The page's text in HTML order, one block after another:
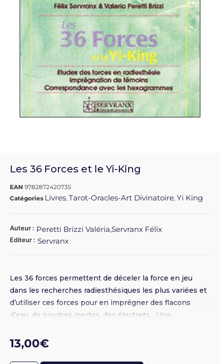
Les 36 Forces et le Yi-King
EAN 9782872420735
Catégories Livres, Tarot-Oracles-Art Divinatoire, Yi King
Auteur : Peretti Brizzi Valéria,Servranx Félix
Editeur : Servranx
Les 36 forces permettent de déceler la force en jeu
dans les recherches radiesthésiques les plus variées et
d’utiliser ces forces pour en imprégner des flacons
d’eau, de poudres inertes, des électrets... Une
hexagrammes du Yi-King étant encore le champ
d’investigation.
13,00€